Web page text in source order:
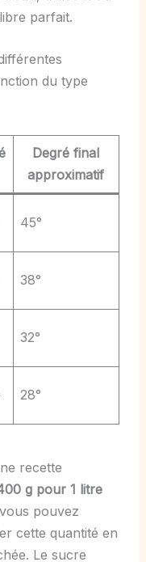
parfait.
du type
Degré final
approximatif
45°
38°
32°
28°
recette
g pour 1 litre
pouvez
cette quantité en
Le sucre